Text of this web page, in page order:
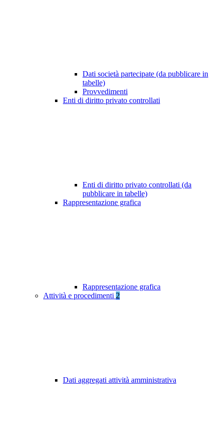
Dati società partecipate (da pubblicare in
tabelle)
Provvedimenti
Enti di diritto privato controllati
Enti di diritto privato controllati (da
pubblicare in tabelle)
Rappresentazione grafica
Rappresentazione grafica
Attività e procedimenti 2
Dati aggregati attività amministrativa